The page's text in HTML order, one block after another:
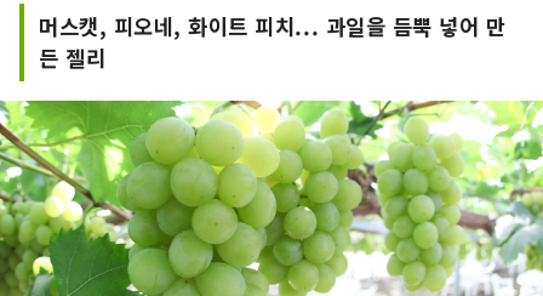
은 단맛, 향, 풍미 면에서 최고 품질을 자랑합니다.
백도, 머스캣 포도, 피오네 포도 등 제철 과일을 즐
원 중 하나인 오카야마 고라쿠엔, 역사와 문화, 예술
을 자랑하는 구라시키 미관지구 등 세계적인 관광
지가 있습니다!
머스캣, 피오네, 화이트 피치... 과일을 듬뿍 넣어 만
든 젤리